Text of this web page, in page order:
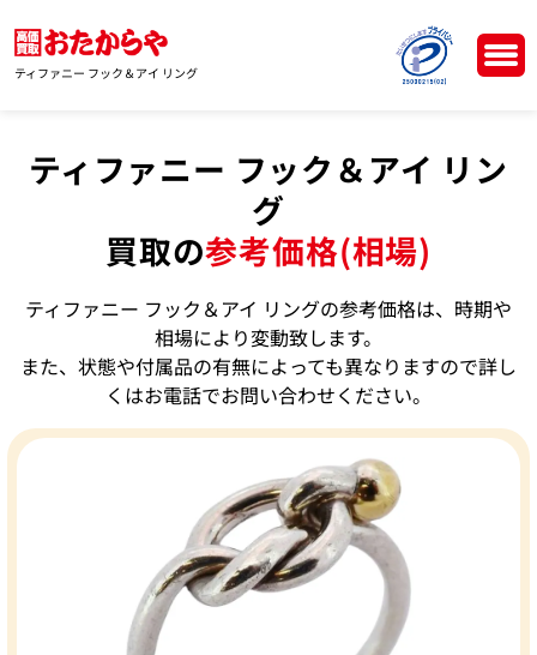
ティファニー フック＆アイ リング
ティファニー フック＆アイ リン
グ
買取の参考価格(相場)
ティファニー フック＆アイ リングの参考価格は、時期や
相場により変動致します。
また、状態や付属品の有無によっても異なりますので詳し
くはお電話でお問い合わせください。